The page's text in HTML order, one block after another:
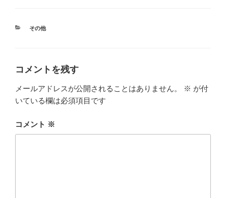
カ
その他
コメントを残す
メールアドレスが公開されることはありません。 ※ が付
いている欄は必須項目です
コメント ※